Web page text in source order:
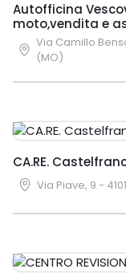
Autofficina
moto,vendita e
Via Camillo
(MO)
CA.RE.
Via Piave, 9 -